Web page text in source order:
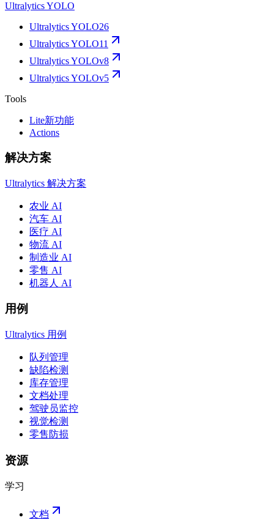
Ultralytics YOLO
Ultralytics YOLO26
Ultralytics YOLO11
Ultralytics YOLOv8
Ultralytics YOLOv5
Tools
Lite新功能
Actions
解决方案
Ultralytics 解决方案
农业 AI
汽车 AI
医疗 AI
物流 AI
制造业 AI
零售 AI
机器人 AI
用例
Ultralytics 用例
队列管理
缺陷检测
库存管理
文档处理
驾驶员监控
视觉检测
零售防损
资源
学习
文档